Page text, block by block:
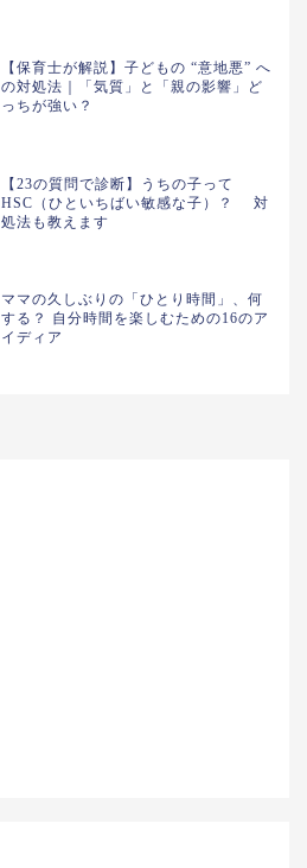
【保育士が解説】子どもの “意地悪” へ
の対処法｜「気質」と「親の影響」ど
っちが強い？
【23の質問で診断】うちの子って
HSC（ひといちばい敏感な子）？ 対
処法も教えます
ママの久しぶりの「ひとり時間」、何
する？ 自分時間を楽しむための16のア
イディア